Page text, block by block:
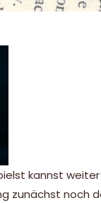
kannst
zunächst noch